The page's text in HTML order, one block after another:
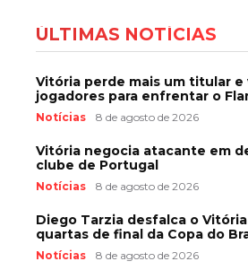
ÚLTIMAS NOTÍCIAS
Vitória perde mais um titular e
jogadores para enfrentar o
Notícias 8 de agosto de 2026
Vitória negocia atacante em
clube de Portugal
Notícias 8 de agosto de 2026
Diego Tarzia desfalca o
quartas de final da Copa do
Notícias 8 de agosto de 2026